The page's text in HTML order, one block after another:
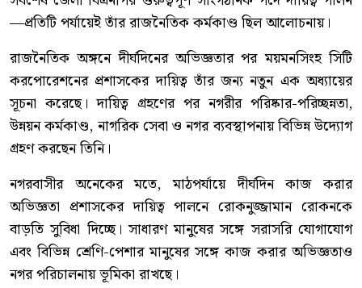
—প্রতিটি পর্যায়েই তাঁর রাজনৈতিক কর্মকাণ্ড ছিল আলোচনায়।
রাজনৈতিক অঙ্গনে দীর্ঘদিনের অভিজ্ঞতার পর ময়মনসিংহ সিটি
করপোরেশনের প্রশাসকের দায়িত্ব তাঁর জন্য নতুন এক অধ্যায়ের
সূচনা করেছে। দায়িত্ব গ্রহণের পর নগরীর পরিষ্কার-পরিচ্ছন্নতা,
উন্নয়ন কর্মকাণ্ড, নাগরিক সেবা ও নগর ব্যবস্থাপনায় বিভিন্ন উদ্যোগ
গ্রহণ করছেন তিনি।
নগরবাসীর অনেকের মতে, মাঠপর্যায়ে দীর্ঘদিন কাজ করার
অভিজ্ঞতা প্রশাসকের দায়িত্ব পালনে রোকনুজ্জামান রোকনকে
বাড়তি সুবিধা দিচ্ছে। সাধারণ মানুষের সঙ্গে সরাসরি যোগাযোগ
এবং বিভিন্ন শ্রেণি-পেশার মানুষের সঙ্গে কাজ করার অভিজ্ঞতাও
নগর পরিচালনায় ভূমিকা রাখছে।